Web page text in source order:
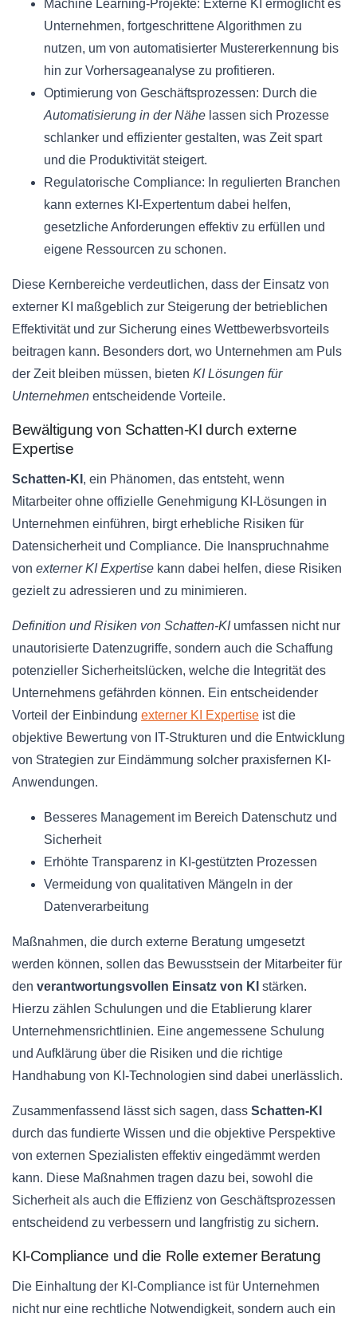
Machine Learning-Projekte: Externe KI ermöglicht es
Unternehmen, fortgeschrittene Algorithmen zu
nutzen, um von automatisierter Mustererkennung bis
hin zur Vorhersageanalyse zu profitieren.
Optimierung von Geschäftsprozessen: Durch die
Automatisierung in der Nähe lassen sich Prozesse
schlanker und effizienter gestalten, was Zeit spart
und die Produktivität steigert.
Regulatorische Compliance: In regulierten Branchen
kann externes KI-Expertentum dabei helfen,
gesetzliche Anforderungen effektiv zu erfüllen und
eigene Ressourcen zu schonen.
Diese Kernbereiche verdeutlichen, dass der Einsatz von
externer KI maßgeblich zur Steigerung der betrieblichen
Effektivität und zur Sicherung eines Wettbewerbsvorteils
beitragen kann. Besonders dort, wo Unternehmen am Puls
der Zeit bleiben müssen, bieten KI Lösungen für
Unternehmen entscheidende Vorteile.
Bewältigung von Schatten-KI durch externe
Expertise
Schatten-KI , ein Phänomen, das entsteht, wenn
Mitarbeiter ohne offizielle Genehmigung KI-Lösungen in
Unternehmen einführen, birgt erhebliche Risiken für
Datensicherheit und Compliance. Die Inanspruchnahme
von externer KI Expertise kann dabei helfen, diese Risiken
gezielt zu adressieren und zu minimieren.
Definition und Risiken von Schatten-KI umfassen nicht nur
unautorisierte Datenzugriffe, sondern auch die Schaffung
potenzieller Sicherheitslücken, welche die Integrität des
Unternehmens gefährden können. Ein entscheidender
Vorteil der Einbindung externer KI Expertise ist die
objektive Bewertung von IT-Strukturen und die Entwicklung
von Strategien zur Eindämmung solcher praxisfernen KI-
Anwendungen.
Besseres Management im Bereich Datenschutz und
Sicherheit
Erhöhte Transparenz in KI-gestützten Prozessen
Vermeidung von qualitativen Mängeln in der
Datenverarbeitung
Maßnahmen, die durch externe Beratung umgesetzt
werden können, sollen das Bewusstsein der Mitarbeiter für
den verantwortungsvollen Einsatz von KI stärken.
Hierzu zählen Schulungen und die Etablierung klarer
Unternehmensrichtlinien. Eine angemessene Schulung
und Aufklärung über die Risiken und die richtige
Handhabung von KI-Technologien sind dabei unerlässlich.
Zusammenfassend lässt sich sagen, dass Schatten-KI
durch das fundierte Wissen und die objektive Perspektive
von externen Spezialisten effektiv eingedämmt werden
kann. Diese Maßnahmen tragen dazu bei, sowohl die
Sicherheit als auch die Effizienz von Geschäftsprozessen
entscheidend zu verbessern und langfristig zu sichern.
KI-Compliance und die Rolle externer Beratung
Die Einhaltung der KI-Compliance ist für Unternehmen
nicht nur eine rechtliche Notwendigkeit, sondern auch ein